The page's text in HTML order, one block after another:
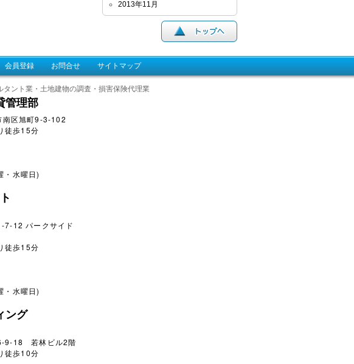
2013年11月
会員登録 お問合せ サイトマップ
ント業・土地建物の調査・損害保険代理業
管理部
区旭町9-3-102
徒歩15分
・水曜日)
7-12 パークサイド
徒歩15分
・水曜日)
ング
9-18 若林ビル2階
徒歩10分